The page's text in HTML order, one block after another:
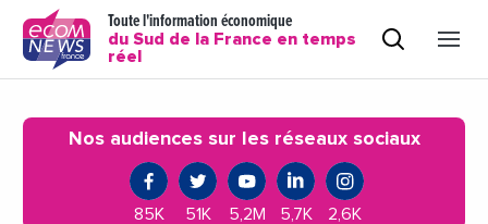
Toute l'information économique
du Sud de la France en temps
réel
Nos audiences sur les réseaux sociaux
85K 51K 5,2M 5,7K 2,6K